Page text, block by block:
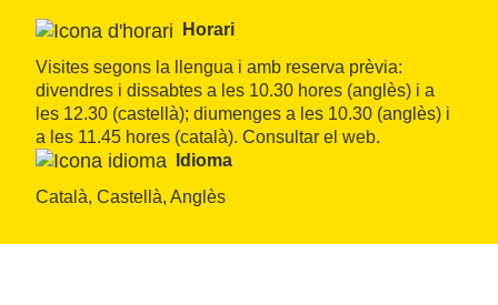
Horari
Visites segons la llengua i amb reserva prèvia:
divendres i dissabtes a les 10.30 hores (anglès) i a
les 12.30 (castellà); diumenges a les 10.30 (anglès) i
a les 11.45 hores (català). Consultar el web.
Idioma
Català, Castellà, Anglès